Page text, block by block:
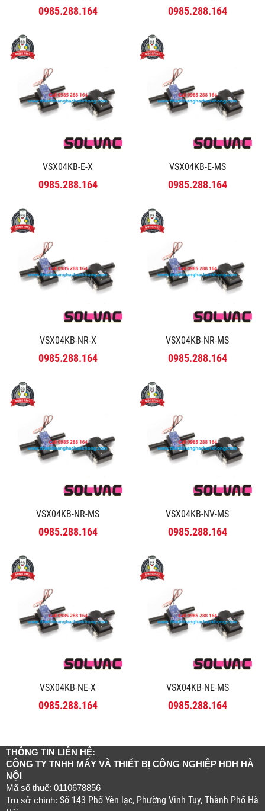
0985.288.164 0985.288.164
VSX04KB-E-X
0985.288.164
VSX04KB-E-MS
0985.288.164
VSX04KB-NR-X
0985.288.164
VSX04KB-NR-MS
0985.288.164
VSX04KB-NR-MS
0985.288.164
VSX04KB-NV-MS
0985.288.164
VSX04KB-NE-X
0985.288.164
VSX04KB-NE-MS
0985.288.164
THÔNG TIN LIÊN HỆ:
CÔNG TY TNHH MÁY VÀ THIẾT BỊ CÔNG NGHIỆP HDH HÀ
NỘI
Mã số thuế: 0110678856
Trụ sở chính: Số 143 Phố Yên lạc, Phường Vĩnh Tuy, Thành Phố Hà